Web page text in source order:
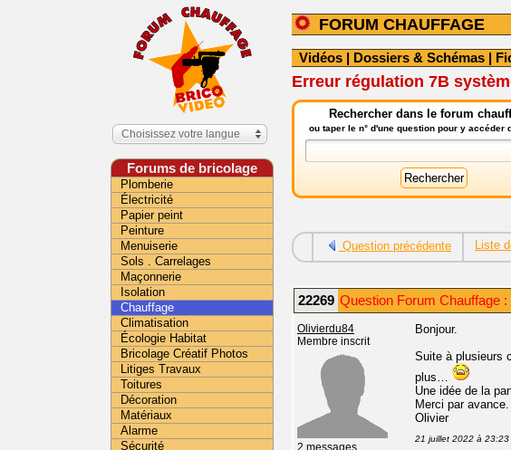
FORUM CHAUFFAGE
Vidéos | Dossiers & Schémas |
Erreur régulation 7B
Rechercher dans le forum
ou taper le n° d'une question pour y accéder
Question précédente Liste
22269 Question Forum Chauffage :
Olivierdu84
Membre inscrit
2 messages
Bonjour.
Suite à plusieurs
plus…
Une idée de la
Merci par avance.
Olivier
21 juillet 2022 à 23:23
Choisissez votre langue
Forums de bricolage
Plomberie
Électricité
Papier peint
Peinture
Menuiserie
Sols . Carrelages
Maçonnerie
Isolation
Chauffage
Climatisation
Écologie Habitat
Bricolage Créatif Photos
Litiges Travaux
Toitures
Décoration
Matériaux
Alarme
Sécurité